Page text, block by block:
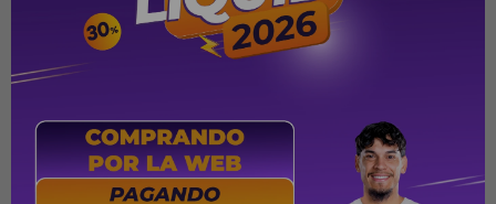
un amplio escenario sonoro que lleva tu experiencia de
entretenimiento a otro nivel. Todo eso sumado a un toque
extra de graves profundos y potentes gracias a un subwoofer
y más ritmo a tu música favorita de cientos de servicios de
streaming. Además, funciona a la perfección con todas las
marcas de televisor. Sube de nivel el sonido de tu juego.